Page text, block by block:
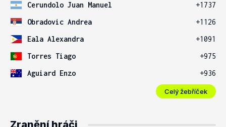
Cerundolo Juan Manuel
+1737
Obradovic Andrea
+1126
Eala Alexandra
+1091
Torres Tiago
+975
Aguiard Enzo
+936
Celý žebříček
Zranění hráči